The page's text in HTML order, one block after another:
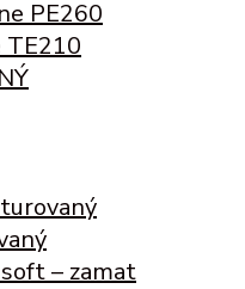
PE260
TE210
– zamat